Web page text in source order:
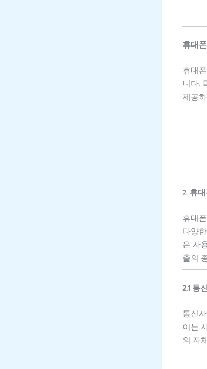
휴대
휴대
니다.
제공
2. 휴
휴대
다양
은 사
출의
2.1 통
통신
이는
의 자